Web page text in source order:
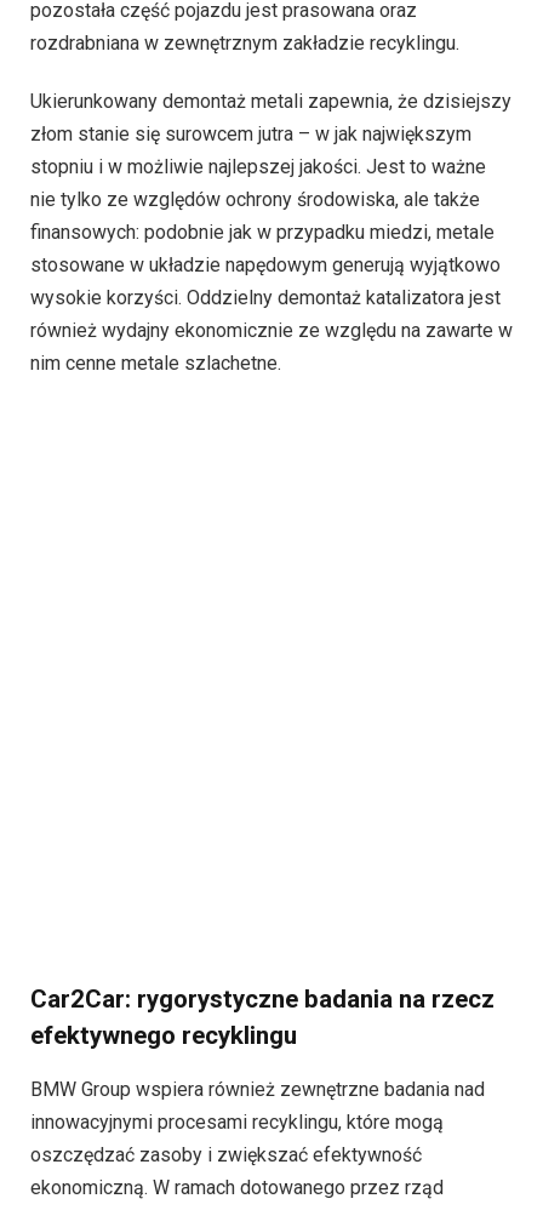
pozostała część pojazdu jest prasowana oraz
rozdrabniana w zewnętrznym zakładzie recyklingu.
Ukierunkowany demontaż metali zapewnia, że dzisiejszy
złom stanie się surowcem jutra – w jak największym
stopniu i w możliwie najlepszej jakości. Jest to ważne
nie tylko ze względów ochrony środowiska, ale także
finansowych: podobnie jak w przypadku miedzi, metale
stosowane w układzie napędowym generują wyjątkowo
wysokie korzyści. Oddzielny demontaż katalizatora jest
również wydajny ekonomicznie ze względu na zawarte w
nim cenne metale szlachetne.
Car2Car: rygorystyczne badania na rzecz
efektywnego recyklingu
BMW Group wspiera również zewnętrzne badania nad
innowacyjnymi procesami recyklingu, które mogą
oszczędzać zasoby i zwiększać efektywność
ekonomiczną. W ramach dotowanego przez rząd